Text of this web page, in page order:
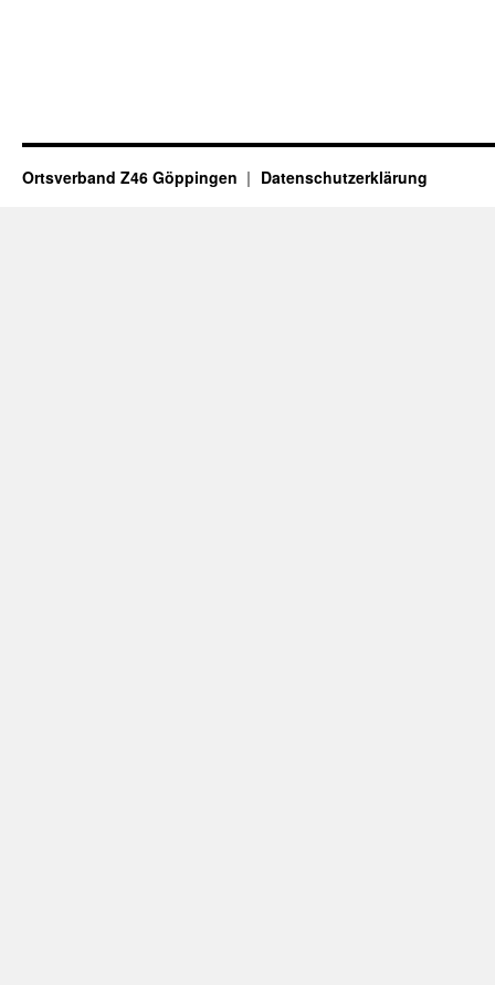
Ortsverband Z46 Göppingen Datenschutzerklärung